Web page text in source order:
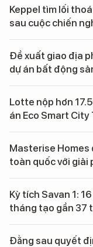
Keppel tìm lối
sau cuộc chiến
Đề xuất giao địa
dự án bất động
Lotte nộp hơn
án Eco Smart City
Masterise Homes
toàn quốc với giải
Kỳ tích Savan 1:
tháng tạo gần 37
Đằng sau quyết